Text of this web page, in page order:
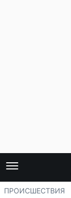
ПРОИСШЕСТВИЯ